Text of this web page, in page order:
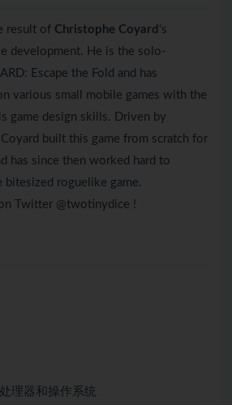
result of Christophe Coyard ‘s
development. He is the solo-
Escape the Fold and has
various small mobile games with the
game design skills. Driven by
built this game from scratch for
has since then worked hard to
roguelike game.
Twitter @twotinydice !
理器和操作系统